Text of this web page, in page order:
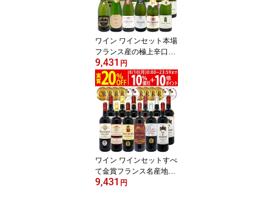
ワイン ワインセット本場
フランス産の極上辛口ス
パークリングワイン12本
セット 送料無料 (6種類
各2本) 飲み比べセット
ギフト ^W0AC80SE^
9,431 円
ワイン ワインセットすべ
て金賞フランス名産地ボ
ルドー激旨赤12本セット
9,431 円